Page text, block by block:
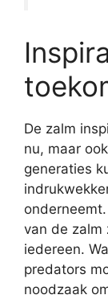
De zalm
nu, maar
generaties
van de zalm
iedereen.
predators
noodzaak